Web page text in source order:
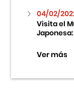
04/02/
Visita el
Japonesa:
Ver más